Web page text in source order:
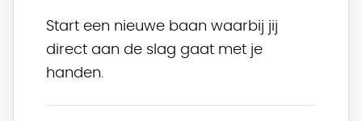
Start een nieuwe baan waarbij jij
direct aan de slag gaat met je
handen.